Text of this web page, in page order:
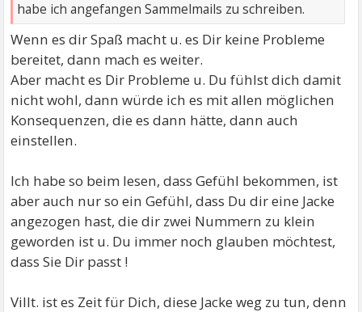
habe ich angefangen Sammelmails zu schreiben.
Wenn es dir Spaß macht u. es Dir keine Probleme
bereitet, dann mach es weiter.
Aber macht es Dir Probleme u. Du fühlst dich damit
nicht wohl, dann würde ich es mit allen möglichen
Konsequenzen, die es dann hätte, dann auch
einstellen.
Ich habe so beim lesen, dass Gefühl bekommen, ist
aber auch nur so ein Gefühl, dass Du dir eine Jacke
angezogen hast, die dir zwei Nummern zu klein
geworden ist u. Du immer noch glauben möchtest,
dass Sie Dir passt !
Villt. ist es Zeit für Dich, diese Jacke weg zu tun, denn